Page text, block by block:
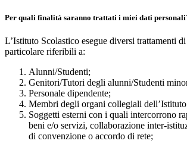
Per quali finalità saranno trattati i miei dati
L’Istituto Scolastico esegue diversi trattamenti
particolare riferibili a:
Alunni/Studenti;
Genitori/Tutori degli alunni/Studenti
Personale dipendente;
Membri degli organi collegiali
Soggetti esterni con i quali intercorrono
beni e/o servizi, collaborazione inter-
di convenzione o accordo di rete;